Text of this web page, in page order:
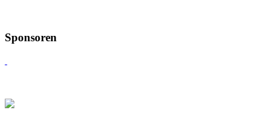
Sponsoren